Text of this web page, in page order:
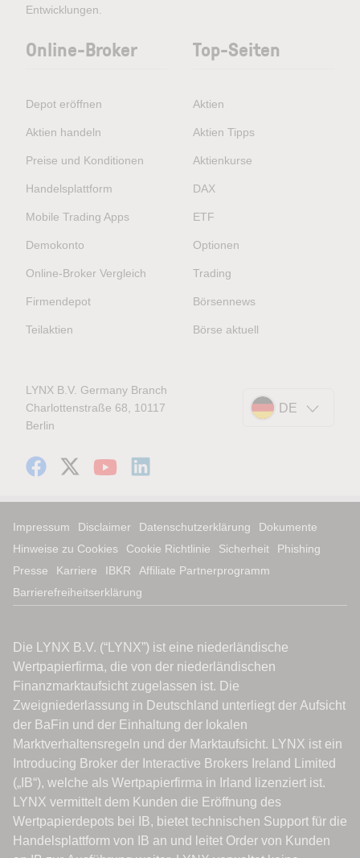
Entwicklungen.
Online-Broker
Depot eröffnen
Aktien handeln
Preise und Konditionen
Handelsplattform
Mobile Trading Apps
Demokonto
Online-Broker Vergleich
Firmendepot
Teilaktien
Top-Seiten
Aktien
Aktien Tipps
Aktienkurse
DAX
ETF
Optionen
Trading
Börsennews
Börse aktuell
LYNX B.V. Germany Branch
Charlottenstraße 68, 10117
Berlin
DE
Impressum Disclaimer Datenschutzerklärung
Dokumente
Hinweise zu Cookies
Cookie Richtlinie Sicherheit
Phishing
Presse
Karriere IBKR
Affiliate Partnerprogramm
Barrierefreiheitserklärung